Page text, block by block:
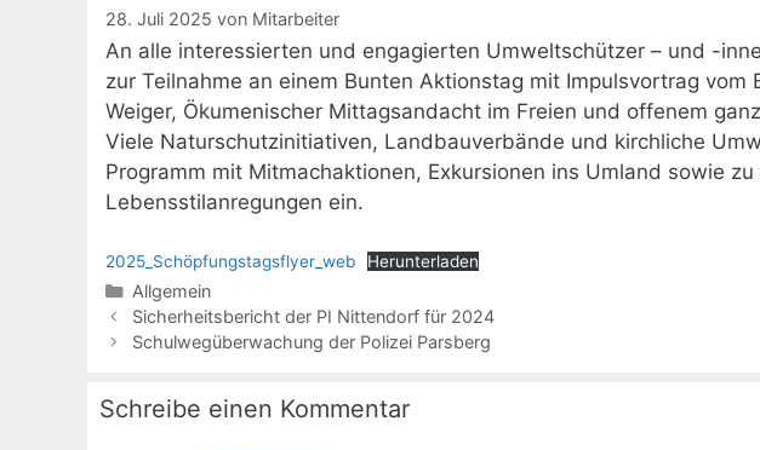
28. Juli 2025 von Mitarbeiter
An alle interessierten und engagierten Umweltschützer – und -
zur Teilnahme an einem Bunten Aktionstag mit Impulsvortrag
Weiger, Ökumenischer Mittagsandacht im Freien und offenem
Viele Naturschutzinitiativen, Landbauverbände und kirchliche
Programm mit Mitmachaktionen, Exkursionen ins Umland sowie
Lebensstilanregungen ein.
2025_Schöpfungstagsflyer_web Herunterladen
Kategorien
Allgemein
Sicherheitsbericht der PI Nittendorf für 2024
Schulwegüberwachung der Polizei Parsberg
Schreibe einen Kommentar